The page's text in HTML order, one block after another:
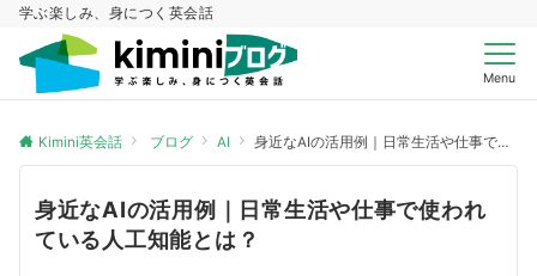
学ぶ楽しみ、身につく英会話
Menu
Kimini英会話 ブログ AI 身近なAIの活用例｜日常生活や仕事で使われている人工知能とは？
身近なAIの活用例｜日常生活や仕事で使われ
ている人工知能とは？